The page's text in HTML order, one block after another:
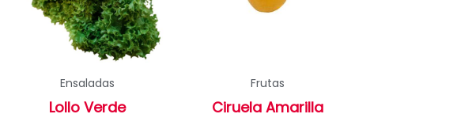
Ensaladas
Lollo Verde
Frutas
Ciruela Amarilla